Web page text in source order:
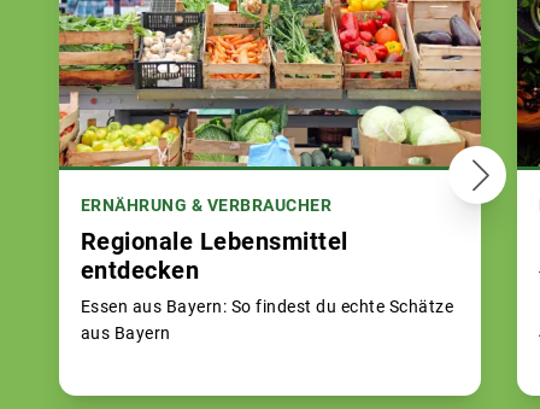
ERNÄHRUNG & VERBRAUCHER
Regionale Lebensmittel
entdecken
Essen aus Bayern: So findest du echte Schätze
aus Bayern